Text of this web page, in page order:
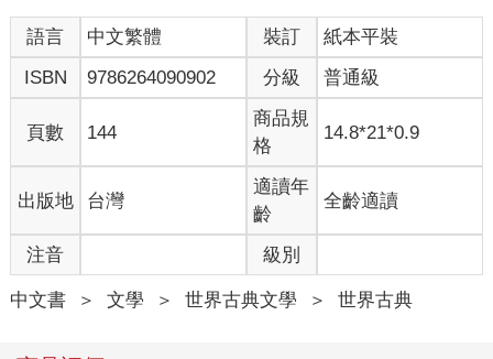
格拉西姆打了個哆嗦，顯然是害怕自己做錯了什麼，很快地把自
己紅潤、友善、單純、年輕、剛剛開始長鬍子的臉龐轉向病人。
「您有什麼吩咐？」
「我想，這讓你感到不愉快。但請你原諒。我沒辦法。」
「不敢當，老爺。」格拉西姆眼睛發亮，露出了年輕潔白的牙
齒。「有什麼好不伺候您的呢？您生病嘛！」
他用溫和有力的雙手，完成了自己經常做的事，就以輕鬆的步伐
出去了。五分鐘後，又踏著輕鬆的步伐回來。
伊凡・伊里奇已經坐在安樂椅上。
「格拉西姆，」當格拉西姆將乾淨、已清洗過的便盆放好時，他
說：「幫我個忙，過來。」格拉西姆上前來。「扶我起來。我自
己起不來，德米特里我派他出去了。」
格拉西姆走近；用有力的雙手，如同他走路般輕鬆地將他抱住，
但伊凡・伊里奇卻請他把他領到沙發那兒。格拉西姆不費吹灰之
語言 中文繁體 裝訂
紙本平裝
ISBN
9786264090902 分級 普通級
頁數 144
商品規
格
14.8*21*0.9
出版地 台灣
適讀年
齡
全齡適讀
注音 級別
中文書 ＞ 文學 ＞ 世界古典文學 ＞ 世界古典